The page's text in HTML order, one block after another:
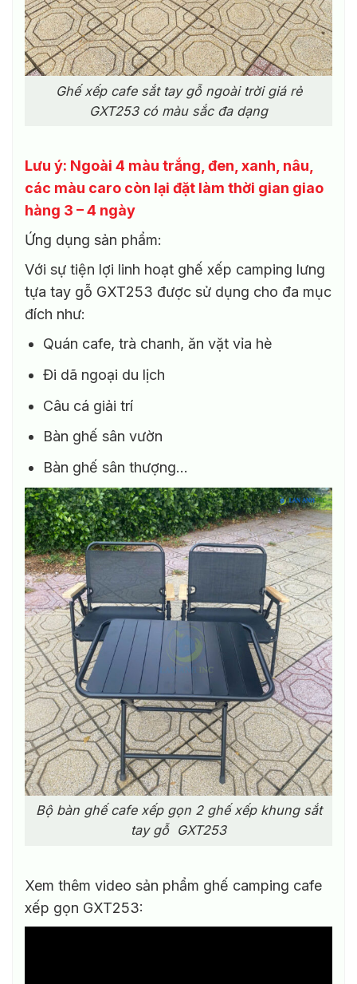
Ghế xếp cafe sắt tay gỗ ngoài trời giá rẻ
GXT253 có màu sắc đa dạng
Lưu ý: Ngoài 4 màu trắng, đen, xanh, nâu,
các màu caro còn lại đặt làm thời gian giao
hàng 3 – 4 ngày
Ứng dụng sản phẩm:
Với sự tiện lợi linh hoạt ghế xếp camping lưng
tựa tay gỗ GXT253 được sử dụng cho đa mục
đích như:
Quán cafe, trà chanh, ăn vặt vỉa hè
Đi dã ngoại du lịch
Câu cá giải trí
Bàn ghế sân vườn
Bàn ghế sân thượng…
Bộ bàn ghế cafe xếp gọn 2 ghế xếp khung sắt
tay gỗ GXT253
Xem thêm video sản phẩm ghế camping cafe
xếp gọn GXT253: